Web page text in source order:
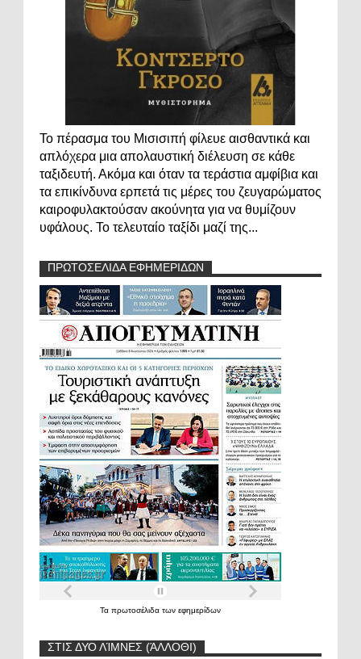
Το πέρασμα του Μισισιπή φίλευε αισθαντικά και
απλόχερα μια απολαυστική διέλευση σε κάθε
ταξιδευτή. Ακόμα και όταν τα τεράστια αμφίβια και
τα επικίνδυνα ερπετά τις μέρες του ζευγαρώματος
καιροφυλακτούσαν ακούνητα για να θυμίζουν
υφάλους. Το τελευταίο ταξίδι μαζί της...
ΠΡΩΤΟΣΕΛΙΔΑ ΕΦΗΜΕΡΙΔΩΝ
Τα πρωτοσέλιδα των εφημερίδων
ΣΤΙΣ ΔΥΟ ΛΊΜΝΕΣ (ΆΛΛΟΘΙ)